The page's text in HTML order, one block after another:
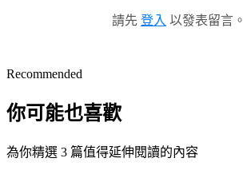
請先 登入 以發表留言。
Recommended
你可能也喜歡
為你精選 3 篇值得延伸閱讀的內容